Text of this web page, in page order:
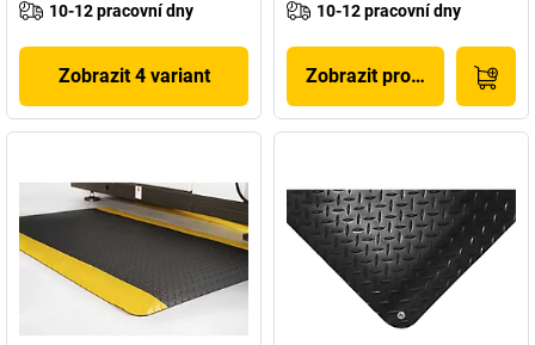
10-12 pracovní dny
Zobrazit 4 variant
10-12 pracovní dny
Zobrazit produkt